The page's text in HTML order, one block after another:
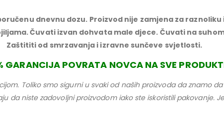
dnevnu dozu. Proizvod nije zamjena za
Čuvati izvan dohvata male djece. Čuvati na
Zaštititi od smrzavanja i izravne sunčeve svjetlosti.
GARANCIJA POVRATA NOVCA NA SVE
Toliko smo sigurni u svaki od naših proizvoda da znamo
da niste zadovoljni proizvodom iako ste iskoristili pakovanje.